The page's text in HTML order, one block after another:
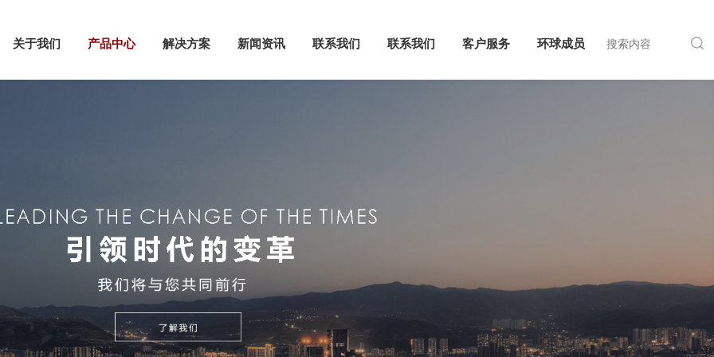
关于我们 产品中心 解决方案 新闻资讯 联系我们 联系我们 客户服务 环球成员